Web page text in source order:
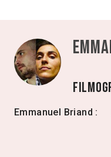
Emmanuel Briand :